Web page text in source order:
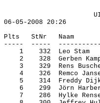
06-05-2008 20:26
Plts
StNr Naam
-----
-----
1
332 Leo Stam
2
328 Gerben
3
329 Rens
4
326 Remco
5
314 Freddy
6
299 Jörn
7
286 Hylke